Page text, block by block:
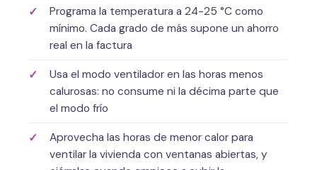
Programa la temperatura a 24-25 °C como
mínimo. Cada grado de más supone un ahorro
real en la factura
Usa el modo ventilador en las horas menos
calurosas: no consume ni la décima parte que
el modo frío
Aprovecha las horas de menor calor para
ventilar la vivienda con ventanas abiertas, y